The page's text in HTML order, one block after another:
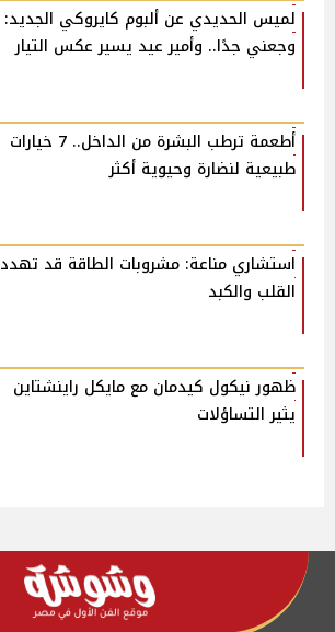
لميس الحديدي عن ألبوم كايروكي الجديد:
وجعني جدًا.. وأمير عيد يسير عكس التيار
أطعمة ترطب البشرة من الداخل.. 7 خيارات
طبيعية لنضارة وحيوية أكثر
استشاري مناعة: مشروبات الطاقة قد تهدد
القلب والكبد
ظهور نيكول كيدمان مع مايكل راينشتاين
يثير التساؤلات